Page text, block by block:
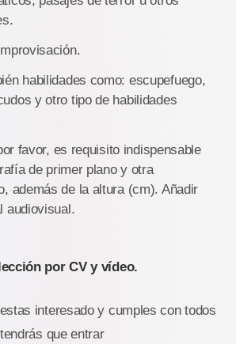
habilidades como: escupefuego,
y otro tipo de habilidades
favor, es requisito indispensable
de primer plano y otra
además de la altura (cm). Añadir
audiovisual.
por CV y vídeo.
interesado y cumples con todos
que entrar